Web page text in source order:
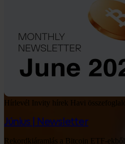
App Store
Hírlevél Invity hírek Havi összefoglaló
Június | Newsletter
Rekordkiáramlás a Bitcoin ETF-